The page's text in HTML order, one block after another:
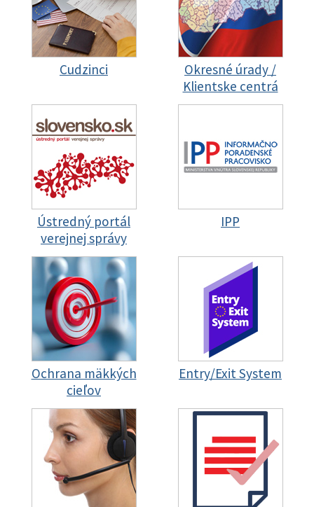
Cudzinci
Okresné úrady /
Klientske centrá
Ústredný portál
verejnej správy
IPP
Ochrana mäkkých
cieľov
Entry/Exit System